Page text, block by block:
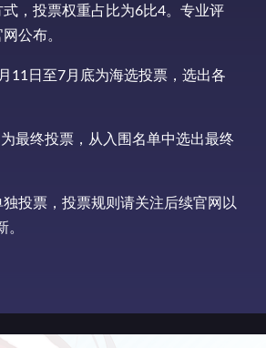
，投票权重占比为6比4。专业评
公布。
11日至7月底为海选投票，选出各
最终投票，从入围名单中选出最终
投票，投票规则请关注后续官网以
。